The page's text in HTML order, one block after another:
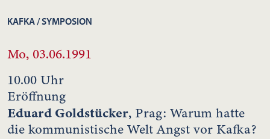
KAFKA / SYMPOSION
Mo, 03.06.1991
10.00 Uhr
Eröffnung
Eduard Goldstücker, Prag: Warum hatte
die kommunistische Welt Angst vor Kafka?